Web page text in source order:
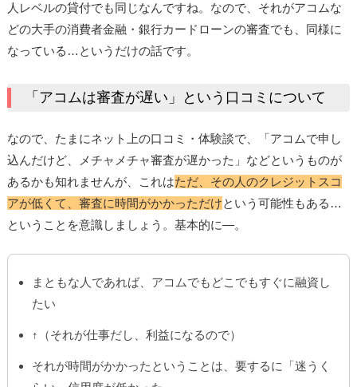
人レベルの貸付でも同じなんですね。なので、それがアコムな
どの大手の消費者金融・銀行カードローンの審査でも、同様に
なっている…というだけの話です。
「アコムは審査が遅い」という口コミについて
なので、たまにネット上の口コミ・体験談で、「アコムで申し
込んだけど、メチャメチャ審査が遅かった」などというものが
あるかも知れませんが、これはただ、その人のクレジットスコ
アが低くて、審査に時間がかかっただけという可能性もある…
ということを意識しましょう。基本的に―。
まともな人であれば、アコムでもどこでもすぐに融資し
たい
↑（それが仕事だし、利益になるので）
それが時間がかかったということは、要するに「迷うく